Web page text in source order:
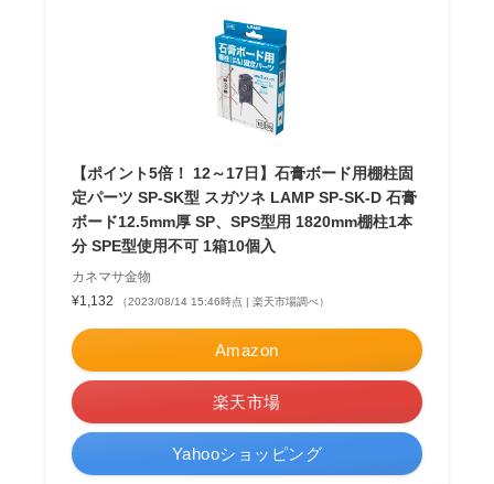
【ポイント5倍！ 12～17日】石膏ボード用棚柱固
定パーツ SP-SK型 スガツネ LAMP SP-SK-D 石膏
ボード12.5mm厚 SP、SPS型用 1820mm棚柱1本
分 SPE型使用不可 1箱10個入
カネマサ金物
¥1,132
（2023/08/14 15:46時点 | 楽天市場調べ）
Amazon
楽天市場
Yahooショッピング